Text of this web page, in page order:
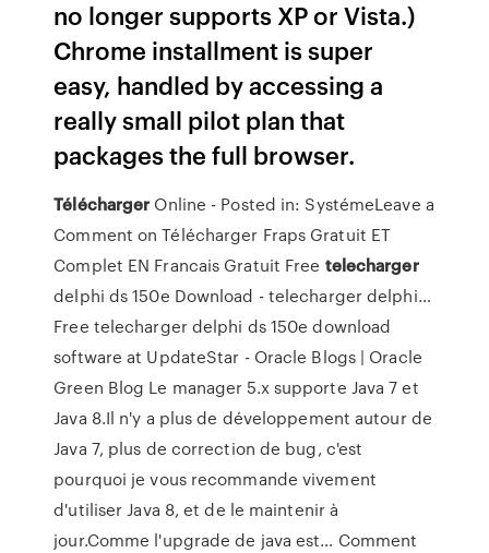
no longer supports XP or Vista.)
Chrome installment is super
easy, handled by accessing a
really small pilot plan that
packages the full browser.
Télécharger Online - Posted in: SystémeLeave a
Comment on Télécharger Fraps Gratuit ET
Complet EN Francais Gratuit Free telecharger
delphi ds 150e Download - telecharger delphi…
Free telecharger delphi ds 150e download
software at UpdateStar - Oracle Blogs | Oracle
Green Blog Le manager 5.x supporte Java 7 et
Java 8.Il n'y a plus de développement autour de
Java 7, plus de correction de bug, c'est
pourquoi je vous recommande vivement
d'utiliser Java 8, et de le maintenir à
jour.Comme l'upgrade de java est… Comment